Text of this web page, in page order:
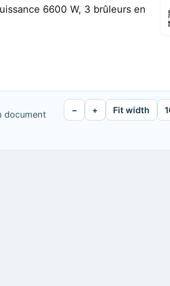
6600 W, 3 brûleurs en
document
− + Fit width